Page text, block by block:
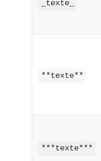
_texte_
**texte**
***texte***